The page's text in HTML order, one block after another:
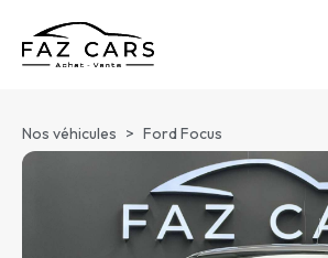
Nos véhicules > Ford Focus